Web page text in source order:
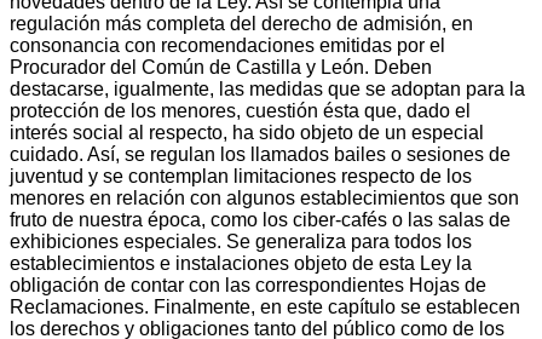
regulación más completa del derecho de admisión, en
consonancia con recomendaciones emitidas por el
Procurador del Común de Castilla y León. Deben
destacarse, igualmente, las medidas que se adoptan para la
protección de los menores, cuestión ésta que, dado el
interés social al respecto, ha sido objeto de un especial
cuidado. Así, se regulan los llamados bailes o sesiones de
juventud y se contemplan limitaciones respecto de los
menores en relación con algunos establecimientos que son
fruto de nuestra época, como los ciber-cafés o las salas de
exhibiciones especiales. Se generaliza para todos los
establecimientos e instalaciones objeto de esta Ley la
obligación de contar con las correspondientes Hojas de
Reclamaciones. Finalmente, en este capítulo se establecen
los derechos y obligaciones tanto del público como de los